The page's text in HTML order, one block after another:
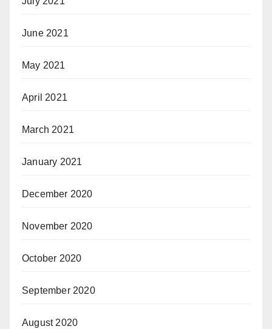
June 2021
May 2021
April 2021
March 2021
January 2021
December 2020
November 2020
October 2020
September 2020
August 2020